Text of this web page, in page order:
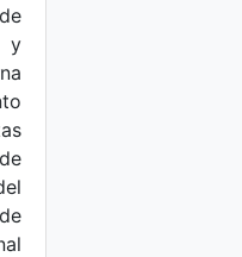
y